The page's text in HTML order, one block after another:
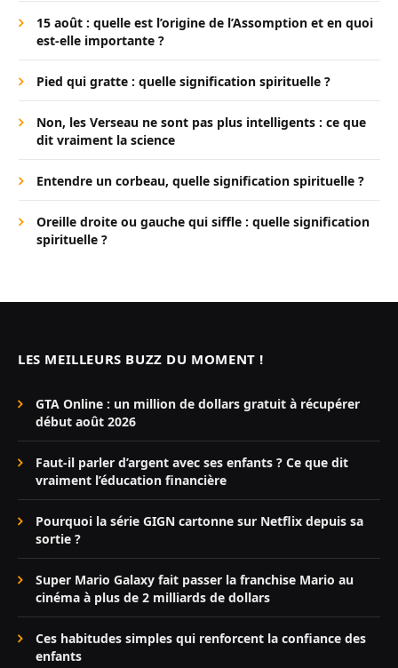
15 août : quelle est l’origine de l’Assomption et en quoi
est-elle importante ?
Pied qui gratte : quelle signification spirituelle ?
Non, les Verseau ne sont pas plus intelligents : ce que
dit vraiment la science
Entendre un corbeau, quelle signification spirituelle ?
Oreille droite ou gauche qui siffle : quelle signification
spirituelle ?
LES MEILLEURS BUZZ DU MOMENT !
GTA Online : un million de dollars gratuit à récupérer
début août 2026
Faut-il parler d’argent avec ses enfants ? Ce que dit
vraiment l’éducation financière
Pourquoi la série GIGN cartonne sur Netflix depuis sa
sortie ?
Super Mario Galaxy fait passer la franchise Mario au
cinéma à plus de 2 milliards de dollars
Ces habitudes simples qui renforcent la confiance des
enfants